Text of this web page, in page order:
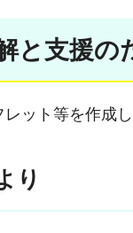
と支援
ット等を作成し
り